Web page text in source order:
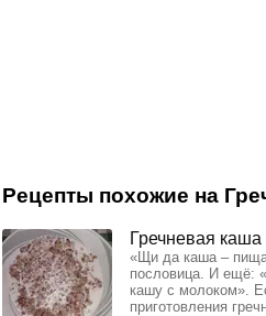
Рецепты похожие на
Гречневая
«Щи да каша – пища
пословица. И ещё:
кашу с молоком».
приготовления